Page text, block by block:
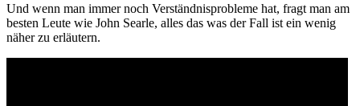
Und wenn man immer noch Verständnisprobleme hat, fragt man am
besten Leute wie John Searle, alles das was der Fall ist ein wenig
näher zu erläutern.